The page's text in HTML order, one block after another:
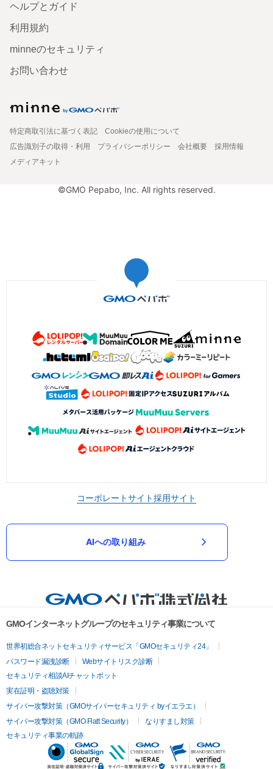
ヘルプとガイド
利用規約
minneのセキュリティ
お問い合わせ
特定商取引法に基づく表記
Cookieの使用について
広告識別子の取得・利用
プライバシーポリシー 会社概要
採用情報
メディアキット
©GMO Pepabo, Inc. All rights reserved.
コーポレートサイト採用サイト
AIへの取り組み
GMOインターネットグループのセキュリティ事業について
世界初総合ネットセキュリティサービス「GMOセキュリティ24」
パスワード漏洩診断
Webサイトリスク診断
セキュリティ相談AIチャットボット
実在証明・盗聴対策
サイバー攻撃対策（GMOサイバーセキュリティ byイエラエ）
サイバー攻撃対策（GMO Flatt Security）
なりすまし対策
セキュリティ事業の軌跡